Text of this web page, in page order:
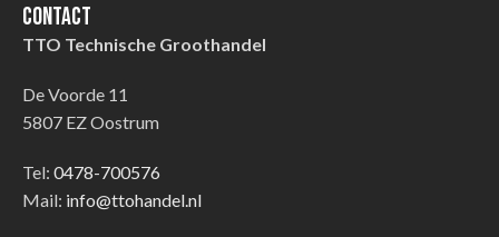
Contact
TTO Technische Groothandel
De Voorde 11
5807 EZ Oostrum
Tel: 0478-700576
Mail: info@ttohandel.nl